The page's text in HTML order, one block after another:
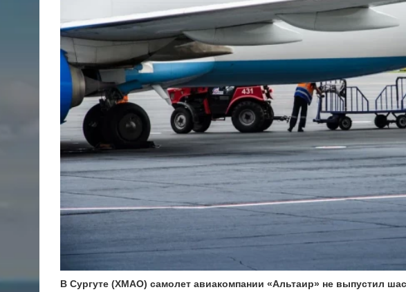
В Сургуте (ХМАО) самолет авиакомпании «Альтаир» не выпустил